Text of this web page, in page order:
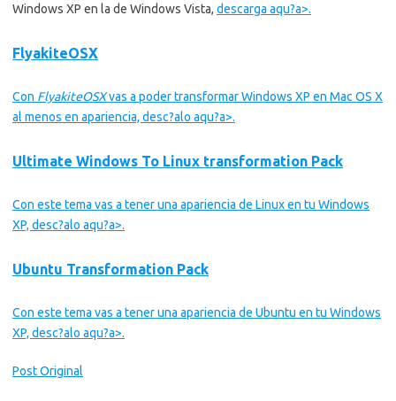
Windows XP en la de Windows Vista, descarga aqu?a>.
FlyakiteOSX
Con FlyakiteOSXvas a poder transformar Windows XP en Mac OS X
al menos en apariencia, desc?alo aqu?a>.
Ultimate Windows To Linux transformation Pack
Con este tema vas a tener una apariencia de Linux en tu Windows
XP, desc?alo aqu?a>.
Ubuntu Transformation Pack
Con este tema vas a tener una apariencia de Ubuntu en tu Windows
XP, desc?alo aqu?a>.
Post Original